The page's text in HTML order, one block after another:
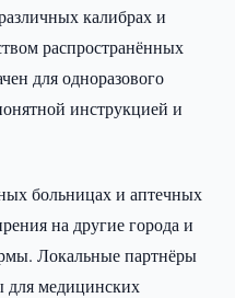
калибрах и
распространённых
для одноразового
инструкцией и
больницах и аптечных
на другие города и
Локальные партнёры
для медицинских